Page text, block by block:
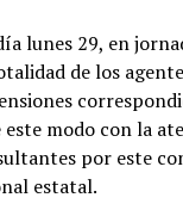
lunes 29, en
de los
modo con la
por este
estatal.